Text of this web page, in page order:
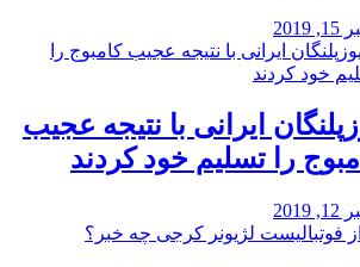
ایرانی با نتیجه عجیب
را تسلیم خود کردند